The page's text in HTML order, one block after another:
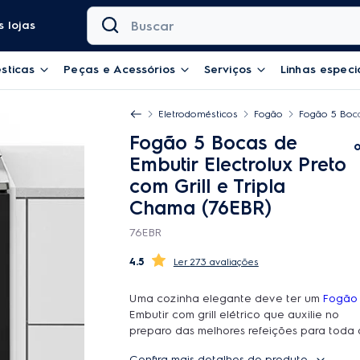
lojas
Buscar
Peças e Acessórios Serviços Linhas
Eletrodomésticos Fogão Fogão 5
Fogão 5 Bocas de
Embutir Electrolux Preto
com Grill e Tripla
Chama (76EBR)
76EBR
4.5 273 avaliações
Uma cozinha elegante deve ter um Fogão
Embutir com grill elétrico que auxilie no
preparo das melhores refeições para toda